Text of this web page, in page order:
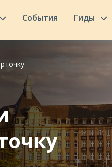
События Гиды